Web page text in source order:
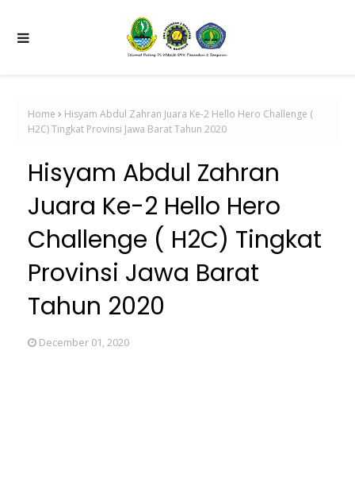
Home
Hisyam Abdul Zahran Juara Ke-2 Hello Hero Challenge (
H2C) Tingkat Provinsi Jawa Barat Tahun 2020
Hisyam Abdul Zahran
Juara Ke-2 Hello Hero
Challenge ( H2C) Tingkat
Provinsi Jawa Barat
Tahun 2020
December 01, 2020